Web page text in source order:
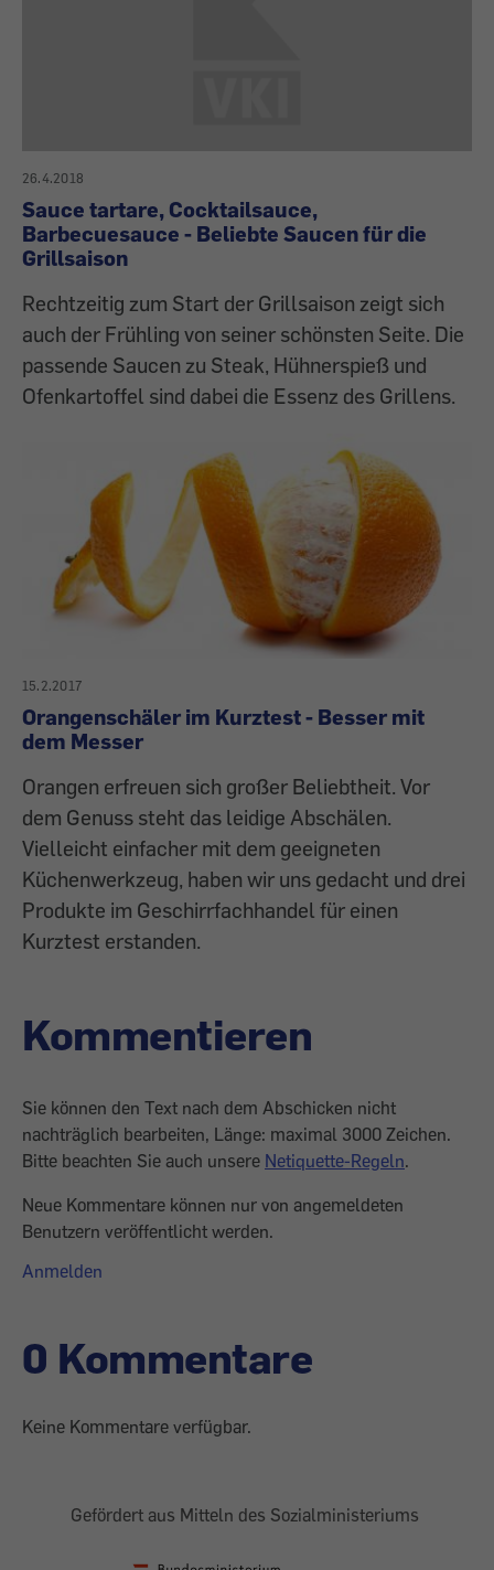
26.4.2018
Sauce tartare, Cocktailsauce,
Barbecuesauce - Beliebte Saucen für die
Grillsaison
Rechtzeitig zum Start der Grillsaison zeigt sich
auch der Frühling von seiner schönsten Seite. Die
passende Saucen zu Steak, Hühnerspieß und
Ofenkartoffel sind dabei die Essenz des Grillens.
15.2.2017
Orangenschäler im Kurztest - Besser mit
dem Messer
Orangen erfreuen sich großer Beliebtheit. Vor
dem Genuss steht das leidige Abschälen.
Vielleicht einfacher mit dem geeigneten
Küchenwerkzeug, haben wir uns gedacht und drei
Produkte im Geschirrfachhandel für einen
Kurztest erstanden.
Kommentieren
Sie können den Text nach dem Abschicken nicht
nachträglich bearbeiten, Länge: maximal 3000 Zeichen.
Bitte beachten Sie auch unsere Netiquette-Regeln.
Neue Kommentare können nur von angemeldeten
Benutzern veröffentlicht werden.
Anmelden
0 Kommentare
Keine Kommentare verfügbar.
Gefördert aus Mitteln des Sozialministeriums